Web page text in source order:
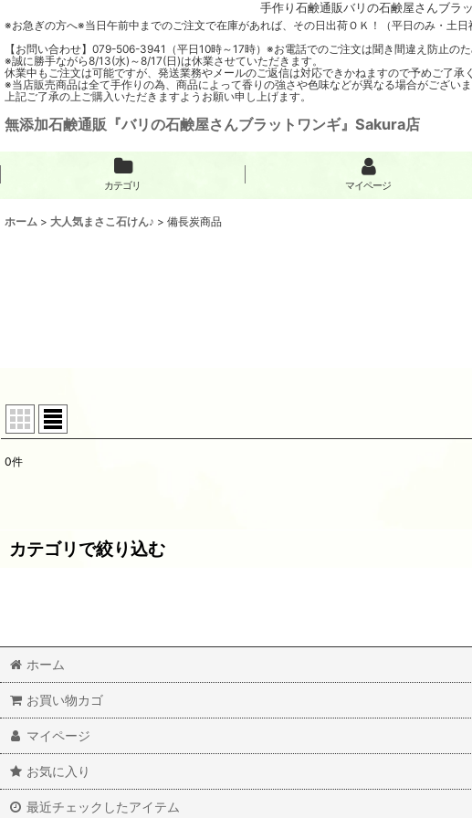
手作り石鹸通販バリの石鹸屋さんブラ
※お急ぎの方へ※当日午前中までのご注文で在庫があれば、その日出荷ＯＫ！（平日のみ・土日
【お問い合わせ】079-506-3941（平日10時～17時）※お電話でのご注文は聞き間違え防止の
※誠に勝手ながら8/13(水)～8/17(日)は休業させていただきます。
休業中もご注文は可能ですが、発送業務やメールのご返信は対応できかねますので予めご了承
※当店販売商品は全て手作りの為、商品によって香りの強さや色味などが異なる場合がございま
上記ご了承の上ご購入いただきますようお願い申し上げます。
無添加石鹸通販『バリの石鹸屋さんブラットワンギ』Sakura店
カテゴリ マイページ
ホーム > 大人気まさこ石けん♪ > 備長炭商品
0件
カテゴリで絞り込む
備長炭雑貨
ホーム
お買い物カゴ
マイページ
お気に入り
最近チェックしたアイテム